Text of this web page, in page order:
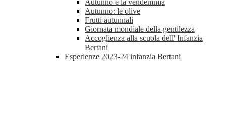
Autunno e la vendemmia
Autunno: le olive
Frutti autunnali
Giornata mondiale della gentilezza
Accoglienza alla scuola dell' Infanzia
Bertani
Esperienze 2023-24 infanzia Bertani